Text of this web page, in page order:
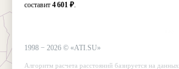
составит 4 601 ₽.
1998 − 2026 © «ATI.SU»
Алгоритм расчета расстояний базируется на данных,